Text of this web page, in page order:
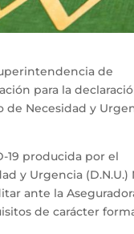
de
para la
de Necesidad y
19 producida por el
y Urgencia (D.N.U.)
ante la
de carácter